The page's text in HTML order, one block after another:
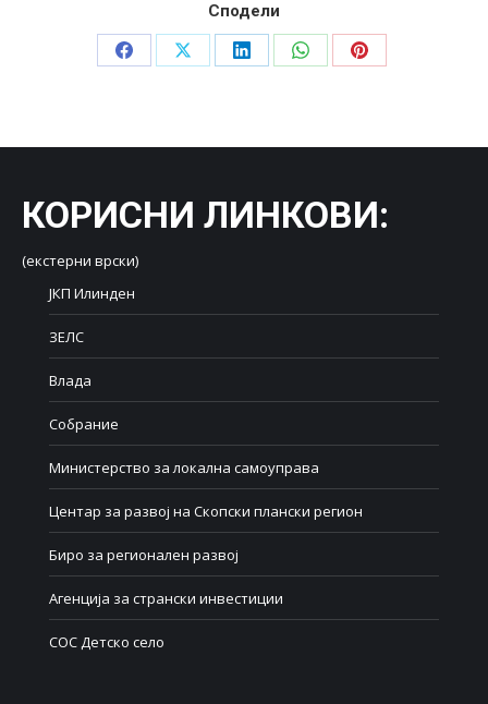
Сподели
Share
Share
Share
Share
Share
КОРИСНИ ЛИНКОВИ:
(екстерни врски)
ЈКП Илинден
ЗЕЛС
Влада
Собрание
Министерство за локална самоуправа
Центар за развој на Скопски плански регион
Биро за регионален развој
Агенција за странски инвестиции
СОС Детско село